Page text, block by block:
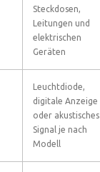
Steckdosen,
Leitungen und
elektrischen
Geräten
Leuchtdiode,
digitale Anzeige
oder akustisches
Signal je nach
Modell